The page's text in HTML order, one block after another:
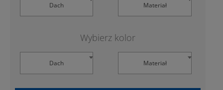
Dach Materiał
Wybierz kolor
Dach Materiał